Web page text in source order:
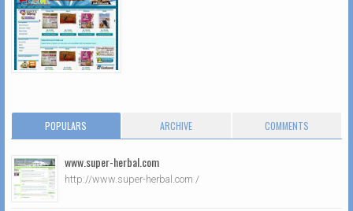
POPULARS ARCHIVE COMMENTS
www.super-herbal.com
http://www.super-herbal.com /